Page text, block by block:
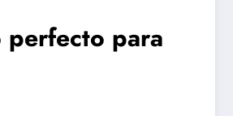
perfecto para